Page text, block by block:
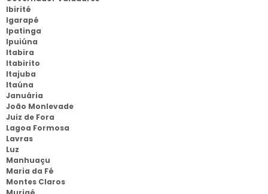
Ibirité
Igarapé
Ipatinga
Ipuiúna
Itabira
Itabirito
Itajuba
Itaúna
Januária
João Monlevade
Juiz de Fora
Lagoa Formosa
Lavras
Luz
Manhuaçu
Maria da Fé
Montes Claros